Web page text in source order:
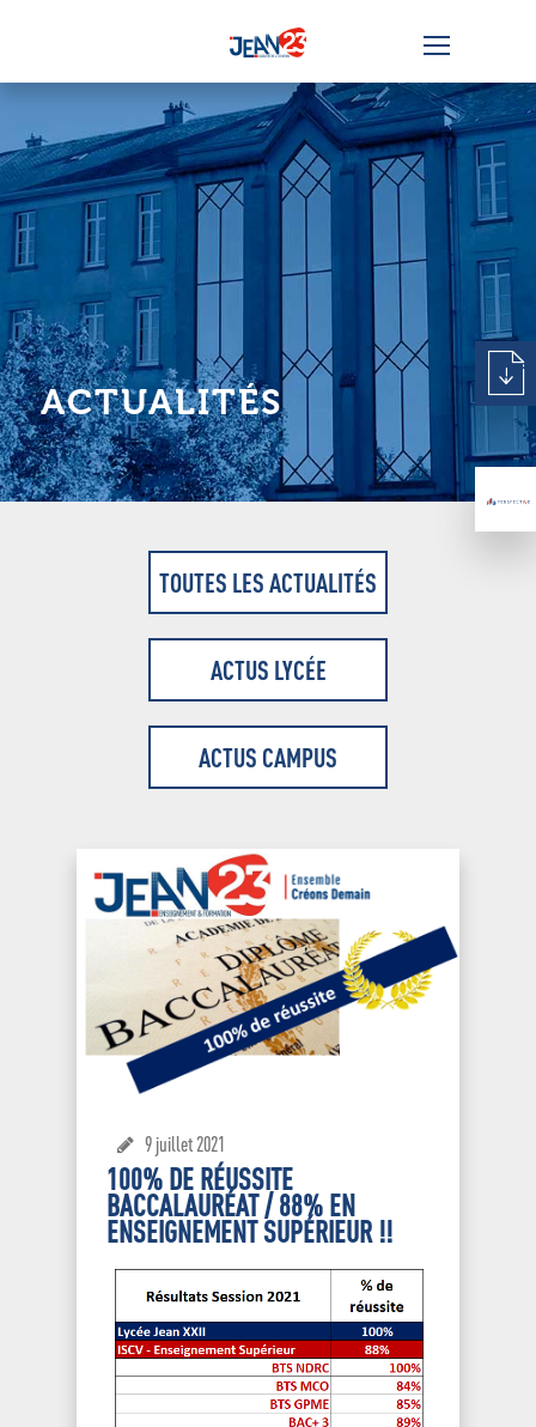
ACTUALITÉS
TOUTES LES ACTUALITÉS
ACTUS LYCÉE
ACTUS CAMPUS
9 juillet 2021
100% DE RÉUSSITE
BACCALAURÉAT / 88% EN
ENSEIGNEMENT SUPÉRIEUR !!